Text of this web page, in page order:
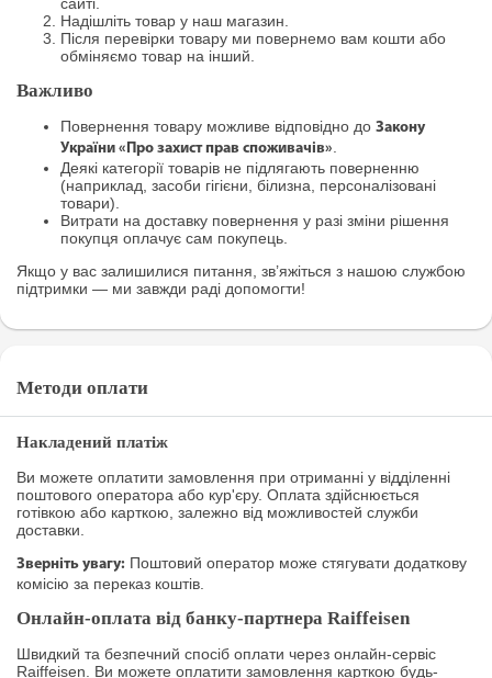
Надішліть товар у наш магазин.
Після перевірки товару ми повернемо вам кошти або
обміняємо товар на інший.
Важливо
Повернення товару можливе відповідно до Закону
України «Про захист прав споживачів»
Деякі категорії товарів не підлягають поверненню
(наприклад, засоби гігієни, білизна, персоналізовані
товари).
Витрати на доставку повернення у разі зміни рішення
покупця оплачує сам покупець.
Якщо у вас залишилися питання, зв’яжіться з нашою службою
підтримки — ми завжди раді допомогти!
Методи оплати
Накладений платіж
Ви можете оплатити замовлення при отриманні у відділенні
поштового оператора або кур'єру. Оплата здійснюється
готівкою або карткою, залежно від можливостей служби
доставки.
Зверніть увагу: Поштовий оператор може стягувати додаткову
комісію за переказ коштів.
Онлайн-оплата від банку-партнера Raiffeisen
Швидкий та безпечний спосіб оплати через онлайн-сервіс
Raiffeisen. Ви можете оплатити замовлення карткою будь-